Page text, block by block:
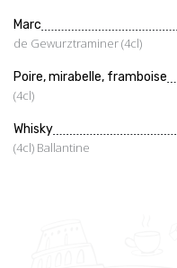
Marc
de Gewurztraminer (4cl)
Poire, mirabelle, framboise
(4cl)
Whisky
(4cl) Ballantine